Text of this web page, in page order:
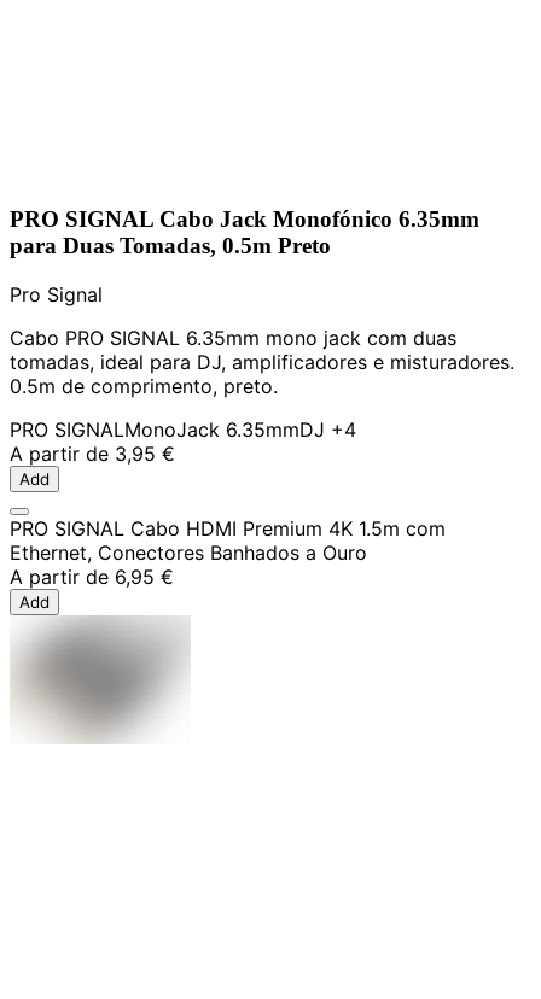
PRO SIGNAL Cabo Jack Monofónico 6.35mm
para Duas Tomadas, 0.5m Preto
Pro Signal
Cabo PRO SIGNAL 6.35mm mono jack com duas
tomadas, ideal para DJ, amplificadores e misturadores.
0.5m de comprimento, preto.
PRO SIGNALMonoJack 6.35mmDJ +4
A partir de 3,95 €
Add
PRO SIGNAL Cabo HDMI Premium 4K 1.5m com
Ethernet, Conectores Banhados a Ouro
A partir de 6,95 €
Add